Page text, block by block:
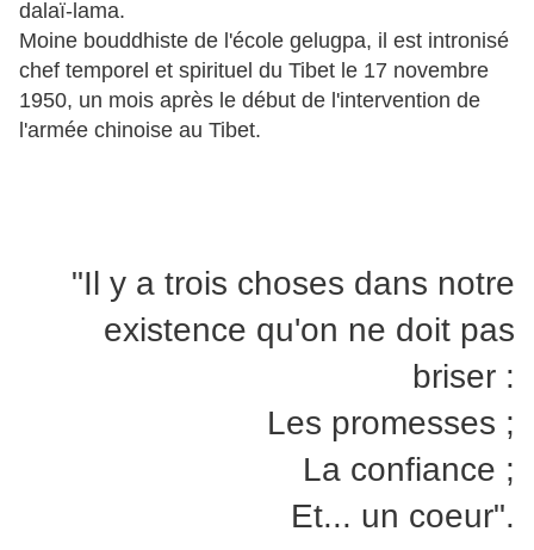
dalaï-lama.
Moine bouddhiste de l'école gelugpa, il est intronisé
chef temporel et spirituel du Tibet le 17 novembre
1950, un mois après le début de l'intervention de
l'armée chinoise au Tibet.
"Il y a trois choses dans notre
existence qu'on ne doit pas
briser :
Les promesses ;
La confiance ;
Et... un coeur".